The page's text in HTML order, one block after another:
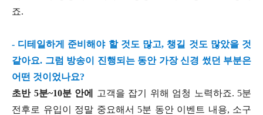
죠.
- 디테일하게 준비해야 할 것도 많고, 챙길 것도 많았을 것
같아요. 그럼 방송이 진행되는 동안 가장 신경 썼던 부분은
어떤 것이었나요?
초반 5분~10분 안에
고객을 잡기 위해 엄청 노력하죠. 5분
전후로 유입이 정말 중요해서 5분 동안 이벤트 내용, 소구